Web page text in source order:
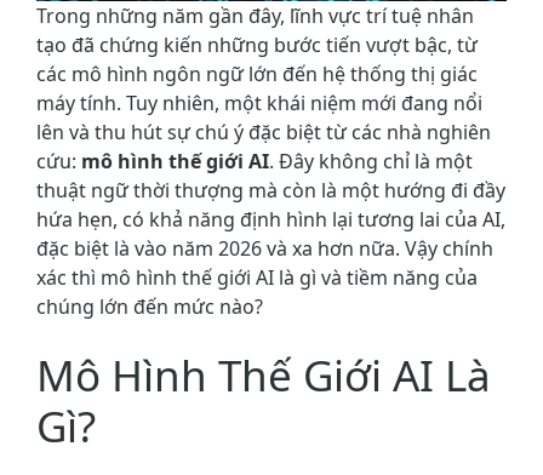
Trong những năm gần đây, lĩnh vực trí tuệ nhân
tạo đã chứng kiến những bước tiến vượt bậc, từ
các mô hình ngôn ngữ lớn đến hệ thống thị giác
máy tính. Tuy nhiên, một khái niệm mới đang nổi
lên và thu hút sự chú ý đặc biệt từ các nhà nghiên
cứu: mô hình thế giới AI. Đây không chỉ là một
thuật ngữ thời thượng mà còn là một hướng đi đầy
hứa hẹn, có khả năng định hình lại tương lai của AI,
đặc biệt là vào năm 2026 và xa hơn nữa. Vậy chính
xác thì mô hình thế giới AI là gì và tiềm năng của
chúng lớn đến mức nào?
Mô Hình Thế Giới AI Là
Gì?